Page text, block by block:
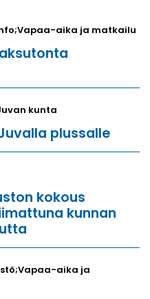
aika ja matkailu
kunta
plussalle
kokous
kunnan
aika ja